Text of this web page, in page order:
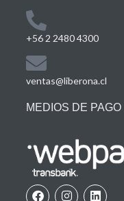
+56 2 2480 4300
ventas@liberona.cl
MEDIOS DE PAGO